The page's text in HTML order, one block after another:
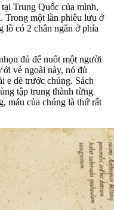
Trung Quốc của mình,
Trong một lần phiêu lưu ở
lồ có 2 chân ngắn ở phía
đủ để nuốt một người
vẻ ngoài này, nó đủ
e dè trước chúng. Sách
tập trung thành từng
máu của chúng là thứ rất